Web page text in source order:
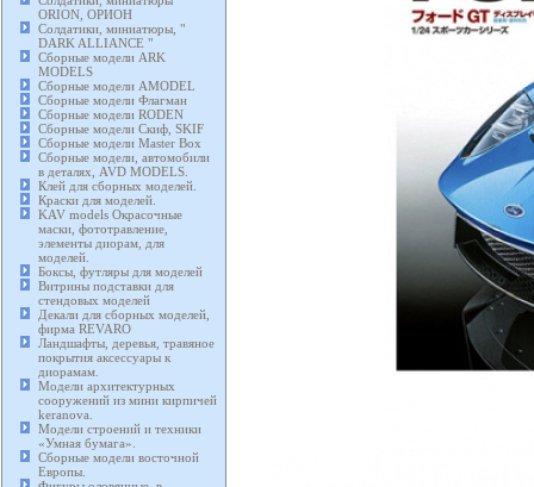
ORION, ОРИОН
Солдатики, миниатюры, "
DARK ALLIANCE "
Сборные модели ARK
MODELS
Сборные модели AMODEL
Сборные модели Флагман
Сборные модели RODEN
Сборные модели Скиф, SKIF
Сборные модели Master Box
Сборные модели, автомобили
в деталях, AVD MODELS.
Клей для сборных моделей.
Краски для моделей.
KAV models Окрасочные
маски, фототравление,
элементы диорам, для
моделей.
Боксы, футляры для моделей
Витрины подставки для
стендовых моделей
Декали для сборных моделей,
фирма REVARO
Ландшафты, деревья, травяное
покрытия аксессуары к
диорамам.
Модели архитектурных
сооружений из мини кирпичей
keranova.
Модели строений и техники
«Умная бумага».
Сборные модели восточной
Европы.